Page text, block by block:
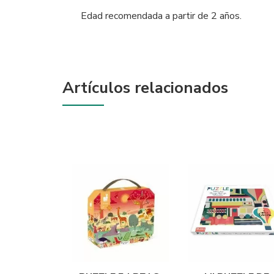
Edad recomendada a partir de 2 años.
Artículos relacionados